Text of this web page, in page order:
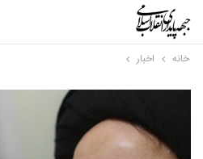
خانه اخبار